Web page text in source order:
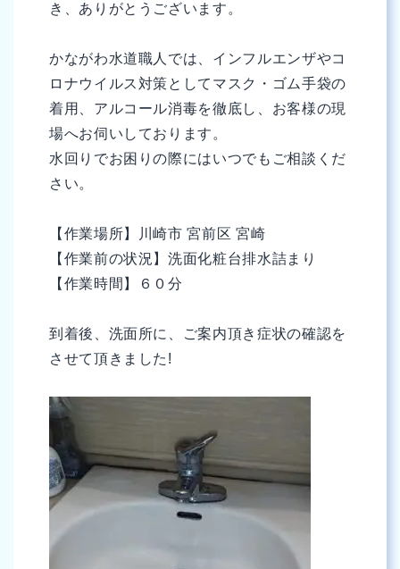
き、ありがとうございます。
かながわ水道職人では、インフルエンザやコ
ロナウイルス対策としてマスク・ゴム手袋の
着用、アルコール消毒を徹底し、お客様の現
場へお伺いしております。
水回りでお困りの際にはいつでもご相談くだ
さい。
【作業場所】川崎市 宮前区 宮崎
【作業前の状況】洗面化粧台排水詰まり
【作業時間】６０分
到着後、洗面所に、ご案内頂き症状の確認を
させて頂きました!